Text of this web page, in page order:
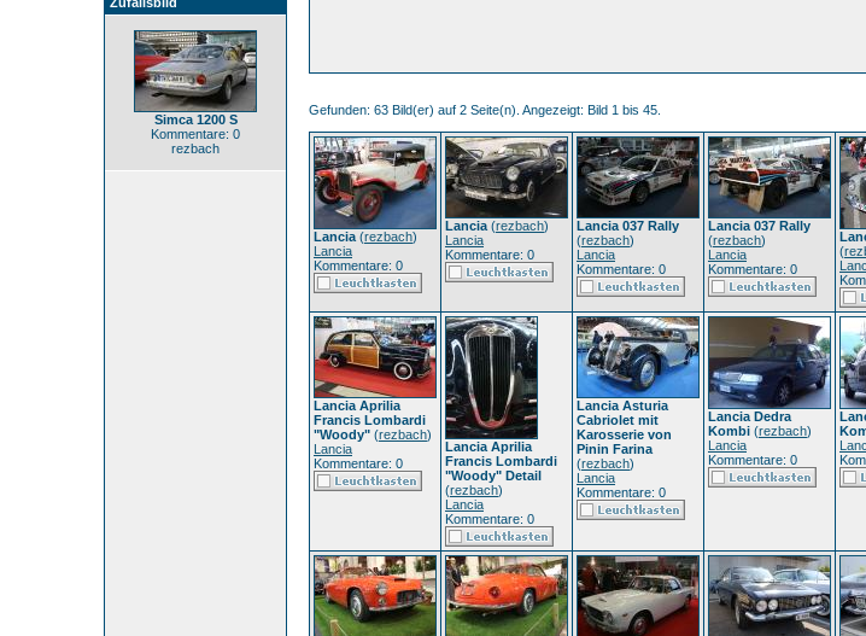
Simca 1200 S
Kommentare: 0
rezbach
Gefunden: 63 Bild(er) auf 2 Seite(n). Angezeigt: Bild 1 bis 45.
Lancia (rezbach)
Lancia
Kommentare: 0
Lancia (rezbach)
Lancia
Kommentare: 0
Lancia 037 Rally
(rezbach)
Lancia
Kommentare: 0
Lancia 037 Rally
(rezbach)
Lancia
Kommentare: 0
(
Lancia Aprilia
Francis Lombardi
"Woody" (rezbach)
Lancia
Kommentare: 0
Lancia Aprilia
Francis Lombardi
"Woody" Detail
(rezbach)
Lancia
Kommentare: 0
Lancia Asturia
Cabriolet mit
Karosserie von
Pinin Farina
(rezbach)
Lancia
Kommentare: 0
Lancia Dedra
Kombi (rezbach)
Lancia
Kommentare: 0